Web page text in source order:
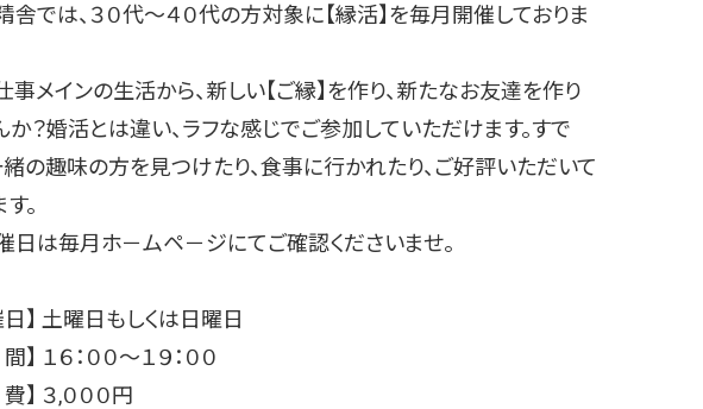
舎では、３０代～４０代の方対象に【縁活】を毎月開催しておりま
メインの生活から、新しい【ご縁】を作り、新たなお友達を作り
か？婚活とは違い、ラフな感じでご参加していただけます。すで
緒の趣味の方を見つけたり、食事に行かれたり、ご好評いただいて
。
は毎月ホ－ムペ－ジにてご確認くださいませ。
日】 土曜日もしくは日曜日
】 １６：００～１９：００
】 ３,０００円